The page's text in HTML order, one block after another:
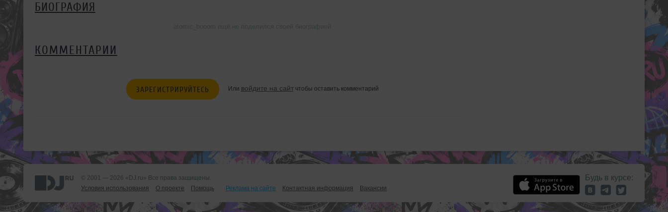
БИОГРАФИЯ
КОММЕНТАРИИ
ЗАРЕГИСТРИРУЙТЕСЬ Или войдите на сайтчтобы оставить комментарий
© 2001 — 2026 «DJ.ru» Все права защищены.
Условия использования
О проекте Помощь Реклама на сайте Контактная информация Вакансии
Будь в курсе: